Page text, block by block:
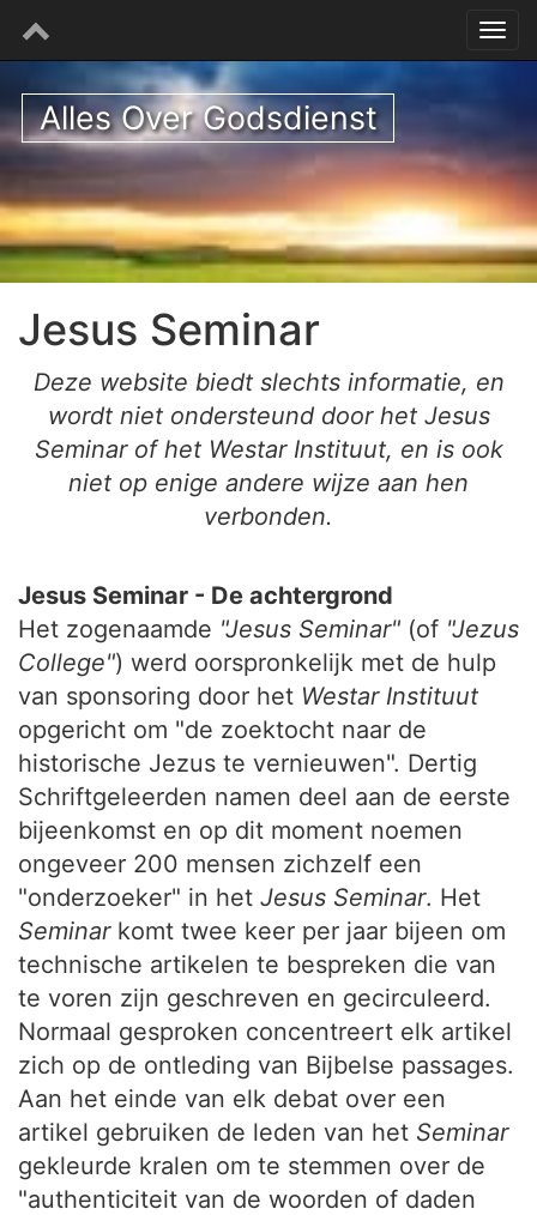
Alles Over Godsdienst
Jesus Seminar
Deze website biedt slechts informatie, en
wordt niet ondersteund door het Jesus
Seminar of het Westar Instituut, en is ook
niet op enige andere wijze aan hen
verbonden.
Jesus Seminar - De achtergrond
Het zogenaamde "Jesus Seminar" (of "Jezus
College") werd oorspronkelijk met de hulp
van sponsoring door het Westar Instituut
opgericht om "de zoektocht naar de
historische Jezus te vernieuwen". Dertig
Schriftgeleerden namen deel aan de eerste
bijeenkomst en op dit moment noemen
ongeveer 200 mensen zichzelf een
"onderzoeker" in het Jesus Seminar. Het
Seminarkomt twee keer per jaar bijeen om
technische artikelen te bespreken die van
te voren zijn geschreven en gecirculeerd.
Normaal gesproken concentreert elk artikel
zich op de ontleding van Bijbelse passages.
Aan het einde van elk debat over een
artikel gebruiken de leden van het Seminar
gekleurde kralen om te stemmen over de
"authenticiteit van de woorden of daden